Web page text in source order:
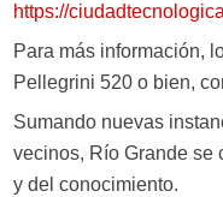
https://
Para más información,
Pellegrini 520 o bien,
Sumando nuevas
vecinos, Río Grande se
y del conocimiento.